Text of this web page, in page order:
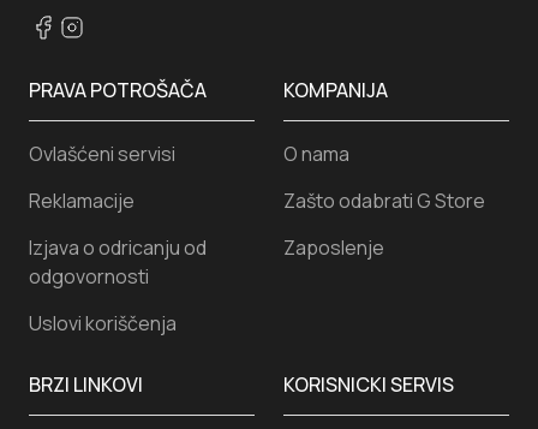
KORISNICKI SERVIS
PRAVA POTROŠAČA
Ovlašćeni servisi
Reklamacije
Izjava o odricanju od
odgovornosti
Uslovi koriščenja
KOMPANIJA
O nama
Zašto odabrati G Store
Zaposlenje
BRZI LINKOVI